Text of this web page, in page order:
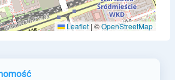
Leaflet | ©OpenStreetMap